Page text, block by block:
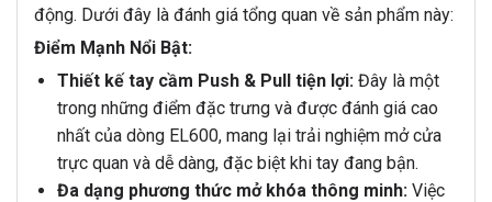
động. Dưới đây là đánh giá tổng quan về sản phẩm này:
Điểm Mạnh Nổi Bật:
Thiết kế tay cầm Push & Pull tiện lợi:Đây là một
trong những điểm đặc trưng và được đánh giá cao
nhất của dòng EL600, mang lại trải nghiệm mở cửa
trực quan và dễ dàng, đặc biệt khi tay đang bận.
Đa dạng phương thức mở khóa thông minh:Việc